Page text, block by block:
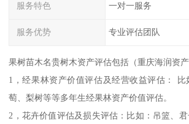
服务特色 一对一服务
服务优势 专业评估团队
果树苗木名贵树木资产评估包括（重庆海润资产
1，经果林资产价值评估及经营收益评估： 比
萄、梨树等等多年生经果林资产价值评估。
2，花卉价值评估及损失评估：比如：吊篮、君